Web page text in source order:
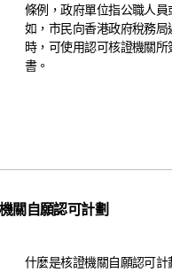
條例，政府單位指公職人員
如，市民向香港政府稅務局
時，可使用認可核證機關
書。
關自願認可計劃
什麼是核證機關自願認可計